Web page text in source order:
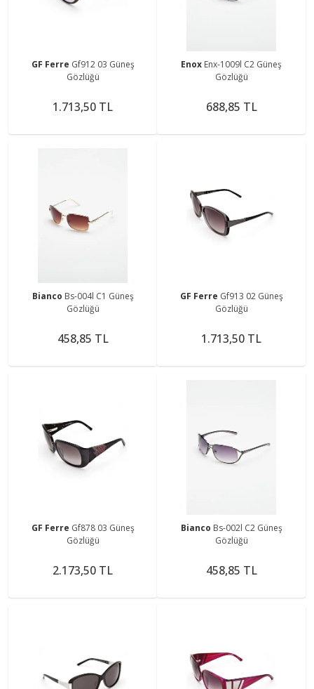
GF Ferre Gf912 03 Güneş
Gözlüğü
1.713,50 TL
Enox Enx-1009l C2 Güneş
Gözlüğü
688,85 TL
Bianco Bs-004l C1 Güneş
Gözlüğü
458,85 TL
GF Ferre Gf913 02 Güneş
Gözlüğü
1.713,50 TL
GF Ferre Gf878 03 Güneş
Gözlüğü
2.173,50 TL
Bianco Bs-002l C2 Güneş
Gözlüğü
458,85 TL